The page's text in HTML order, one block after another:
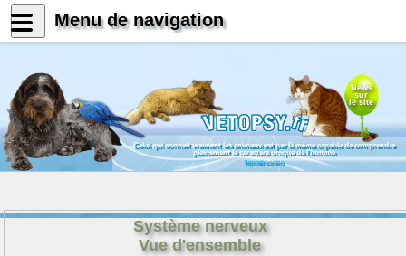
News
sur
le site
Celui qui connait vraiment les animaux est par là même capable de comprendre
pleinement le caractère unique de l'homme
Konrad Lorenz
Système nerveux
Vue d'ensemble
Menu de navigation